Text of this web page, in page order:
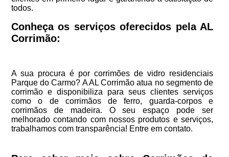
todos.
Conheça os serviços oferecidos pela AL
Corrimão:
A sua procura é por corrimões de vidro residenciais
Parque do Carmo? A AL Corrimão atua no segmento de
corrimão e disponibiliza para seus clientes serviços
como o de corrimãos de ferro, guarda-corpos e
corrimãos de madeira. O seu espaço pode ser
melhorado contando com nossos produtos e serviços,
trabalhamos com transparência! Entre em contato.